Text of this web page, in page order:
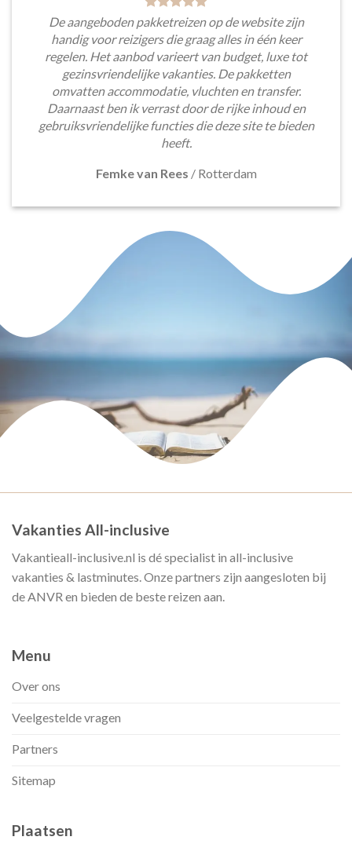
De aangeboden pakketreizen op de website zijn
handig voor reizigers die graag alles in één keer
regelen. Het aanbod varieert van budget, luxe tot
gezinsvriendelijke vakanties. De pakketten
omvatten accommodatie, vluchten en transfer.
Daarnaast ben ik verrast door de rijke inhoud en
gebruiksvriendelijke functies die deze site te bieden
heeft.
Femke van Rees / Rotterdam
Vakanties All-inclusive
Vakantieall-inclusive.nl is dé specialist in all-inclusive
vakanties & lastminutes. Onze partners zijn aangesloten bij
de ANVR en bieden de beste reizen aan.
Menu
Over ons
Veelgestelde vragen
Partners
Sitemap
Plaatsen